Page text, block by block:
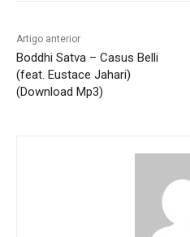
Artigo anterior
Boddhi Satva – Casus Belli
(feat. Eustace Jahari)
(Download Mp3)